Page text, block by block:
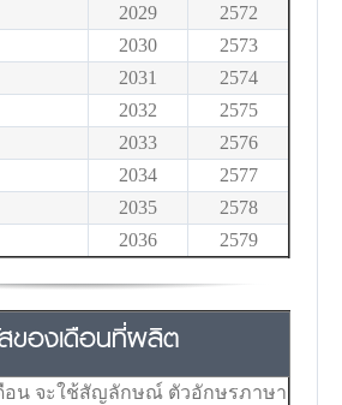
2029
2572
2030
2573
2031
2574
2032
2575
2033
2576
2034
2577
2035
2578
2036 2579
ของเดือนที่ผลิต
น จะใช้สัญลักษณ์ ตัวอักษรภาษา